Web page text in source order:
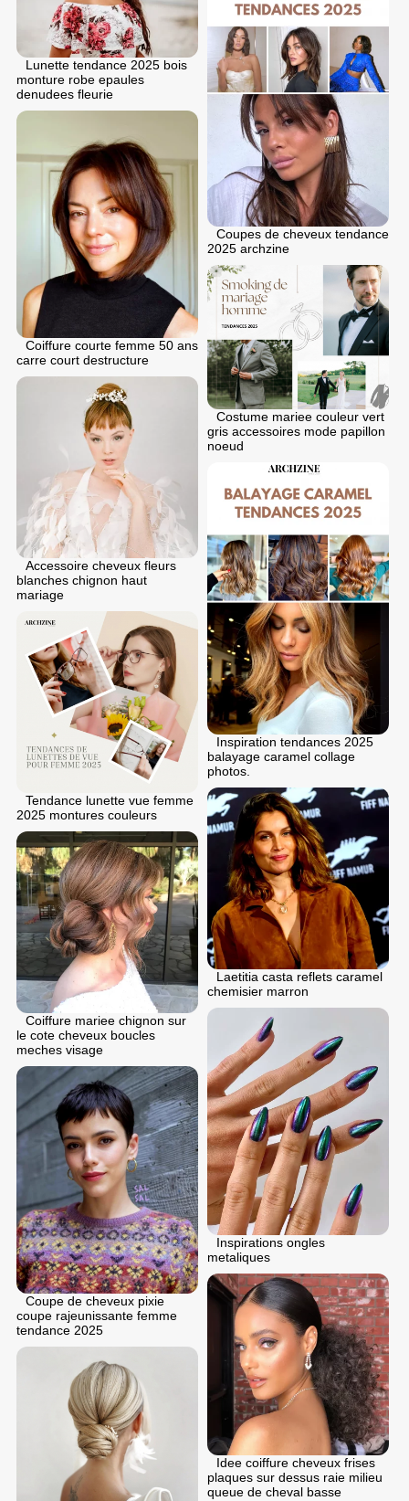
Lunette tendance 2025 bois
monture robe epaules
denudees fleurie
Coupes de cheveux tendance
2025 archzine
Coiffure courte femme 50 ans
carre court destructure
Costume mariee couleur vert
gris accessoires mode papillon
noeud
Accessoire cheveux fleurs
blanches chignon haut
mariage
Inspiration tendances 2025
balayage caramel collage
photos.
Tendance lunette vue femme
2025 montures couleurs
Laetitia casta reflets caramel
chemisier marron
Coiffure mariee chignon sur
le cote cheveux boucles
meches visage
Inspirations ongles
metaliques
Coupe de cheveux pixie
coupe rajeunissante femme
tendance 2025
Idee coiffure cheveux frises
plaques sur dessus raie milieu
queue de cheval basse